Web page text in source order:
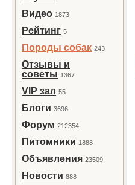
Видео 1873
Рейтинг 5
Породы собак 243
Отзывы и
советы 1367
VIP зал 55
Блоги 3696
Форум 212354
Питомники 1888
Объявления 23509
Новости 888